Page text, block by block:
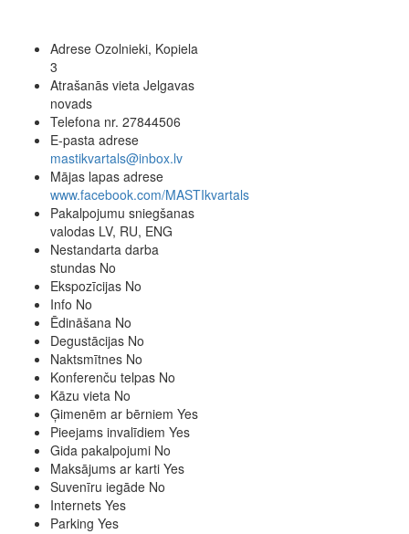
Adrese Ozolnieki, Kopiela
3
Atrašanās vieta Jelgavas
novads
Telefona nr. 27844506
E-pasta adrese
mastikvartals@inbox.lv
Mājas lapas adrese
www.facebook.com/MASTIkvartals
Pakalpojumu sniegšanas
valodas LV, RU, ENG
Nestandarta darba
stundas No
Ekspozīcijas No
Info No
Ēdināšana No
Degustācijas No
Naktsmītnes No
Konferenču telpas No
Kāzu vieta No
Ģimenēm ar bērniem Yes
Pieejams invalīdiem Yes
Gida pakalpojumi No
Maksājums ar karti Yes
Suvenīru iegāde No
Internets Yes
Parking Yes